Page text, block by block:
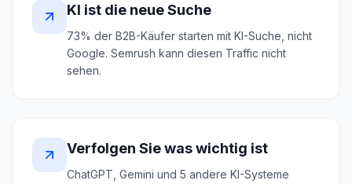
KI ist die neue Suche
73% der B2B-Käufer starten mit KI-Suche, nicht
Google. Semrush kann diesen Traffic nicht
sehen.
Verfolgen Sie was wichtig ist
ChatGPT, Gemini und 5 andere KI-Systeme